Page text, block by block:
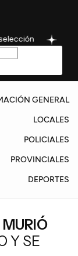
Convocan a un
GENERAL
LOCALES
POLICIALES
PROVINCIALES
DEPORTES
Y SE